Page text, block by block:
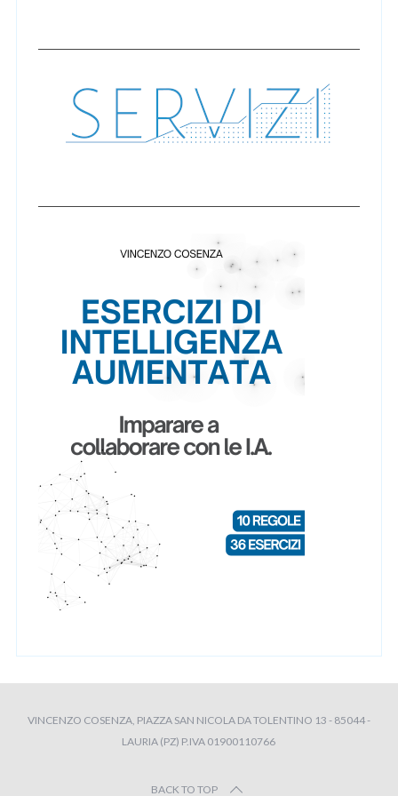
VINCENZO COSENZA, PIAZZA SAN NICOLA DA TOLENTINO 13 - 85044 -
LAURIA (PZ) P.IVA 01900110766
BACK TO TOP